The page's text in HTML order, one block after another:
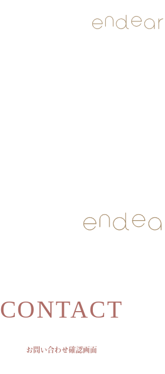
CONTACT
お問い合わせ確認画面